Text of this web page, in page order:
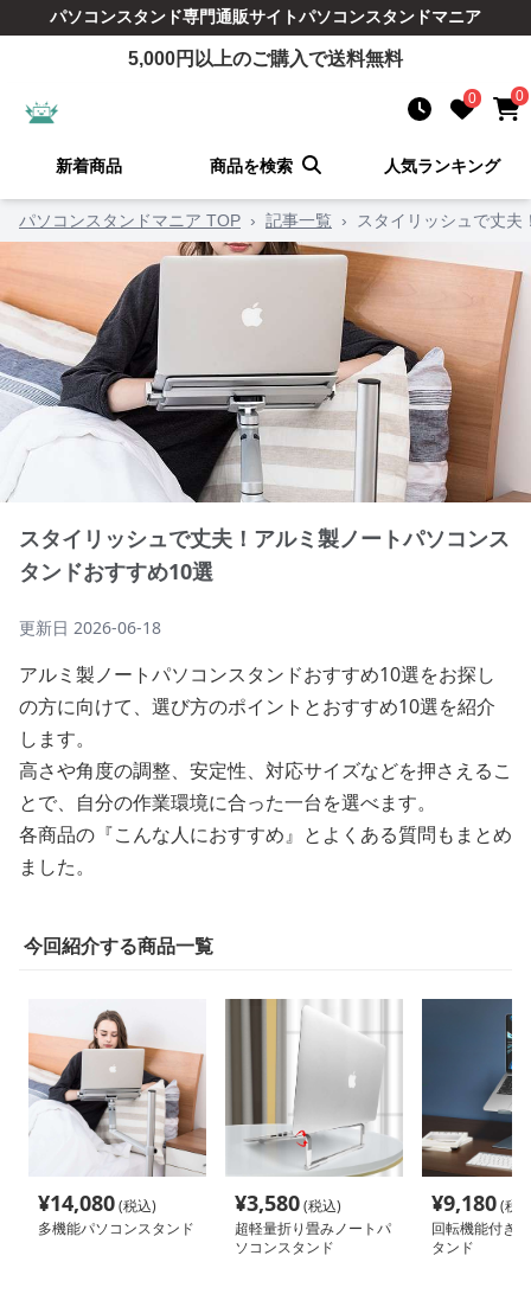
パソコンスタンド専門通販サイトパソコンスタンドマニア
5,000円以上のご購入で送料無料
0 0
新着商品 商品を検索 人気ランキング
パソコンスタンドマニア TOP › 記事一覧 › スタイリッシュで丈
スタイリッシュで丈夫！アルミ製ノートパソコンス
タンドおすすめ10選
更新日 2026-06-18
アルミ製ノートパソコンスタンドおすすめ10選をお探し
の方に向けて、選び方のポイントとおすすめ10選を紹介
します。
高さや角度の調整、安定性、対応サイズなどを押さえるこ
とで、自分の作業環境に合った一台を選べます。
各商品の『こんな人におすすめ』とよくある質問もまとめ
ました。
今回紹介する商品一覧
¥14,080(税込)
多機能パソコンスタンド
¥3,580(税込)
超軽量折り畳みノートパ
ソコンスタンド
¥9,180(税
回転機能付き
タンド